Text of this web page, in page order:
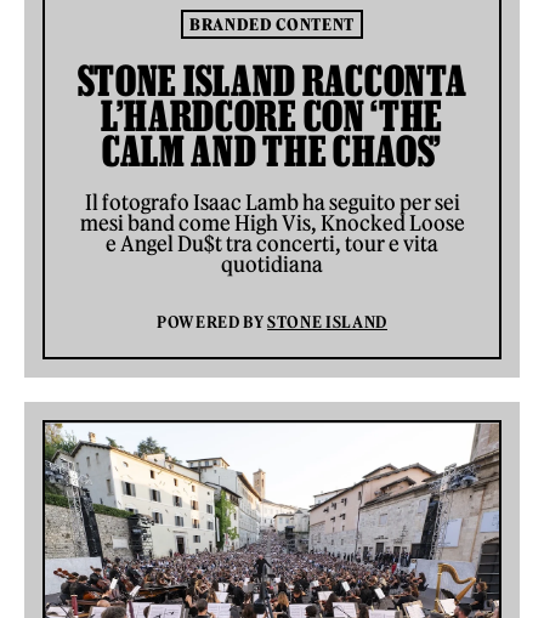
BRANDED CONTENT
STONE ISLAND RACCONTA
L’HARDCORE CON ‘THE
CALM AND THE CHAOS’
Il fotografo Isaac Lamb ha seguito per sei
mesi band come High Vis, Knocked Loose
e Angel Du$t tra concerti, tour e vita
quotidiana
POWERED BYSTONE ISLAND